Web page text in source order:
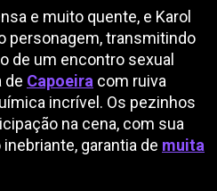
e muito quente, e Karol
personagem, transmitindo
de um encontro sexual
de Capoeira com ruiva
incrível. Os pezinhos
na cena, com sua
garantia de muita